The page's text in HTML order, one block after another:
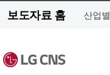
보도자료 홈 산업별